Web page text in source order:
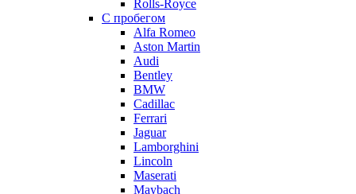
Rolls-Royce
С пробегом
Alfa Romeo
Aston Martin
Audi
Bentley
BMW
Cadillac
Ferrari
Jaguar
Lamborghini
Lincoln
Maserati
Maybach